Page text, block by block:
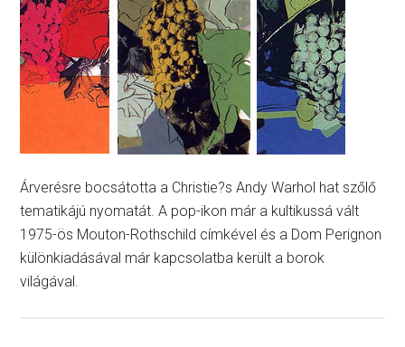
Árverésre bocsátotta a Christie?s Andy Warhol hat szőlő
tematikájú nyomatát. A pop-ikon már a kultikussá vált
1975-ös Mouton-Rothschild címkével és a Dom Perignon
különkiadásával már kapcsolatba került a borok
világával.